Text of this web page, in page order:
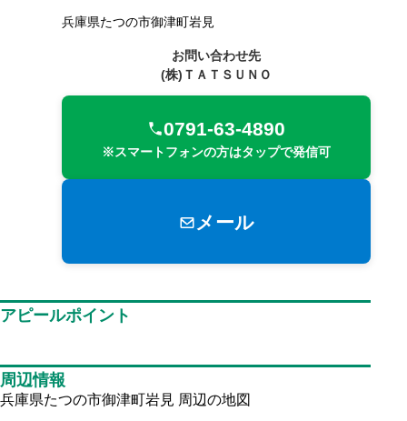
兵庫県たつの市御津町岩見
お問い合わせ先
(株)ＴＡＴＳＵＮＯ
0791-63-4890
※スマートフォンの方はタップで発信可
メール
アピールポイント
周辺情報
兵庫県たつの市御津町岩見 周辺の地図